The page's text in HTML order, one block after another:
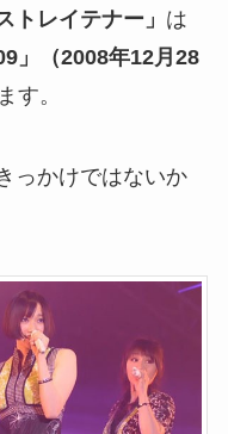
トレイテナー」 は
」（2008年12月28
す。
っかけではないか